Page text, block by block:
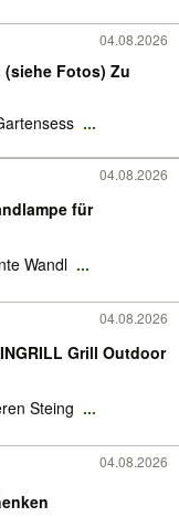
04.08.2026
Fotos) Zu
...
04.08.2026
für
Wandl ...
04.08.2026
Outdoor
Steing ...
04.08.2026